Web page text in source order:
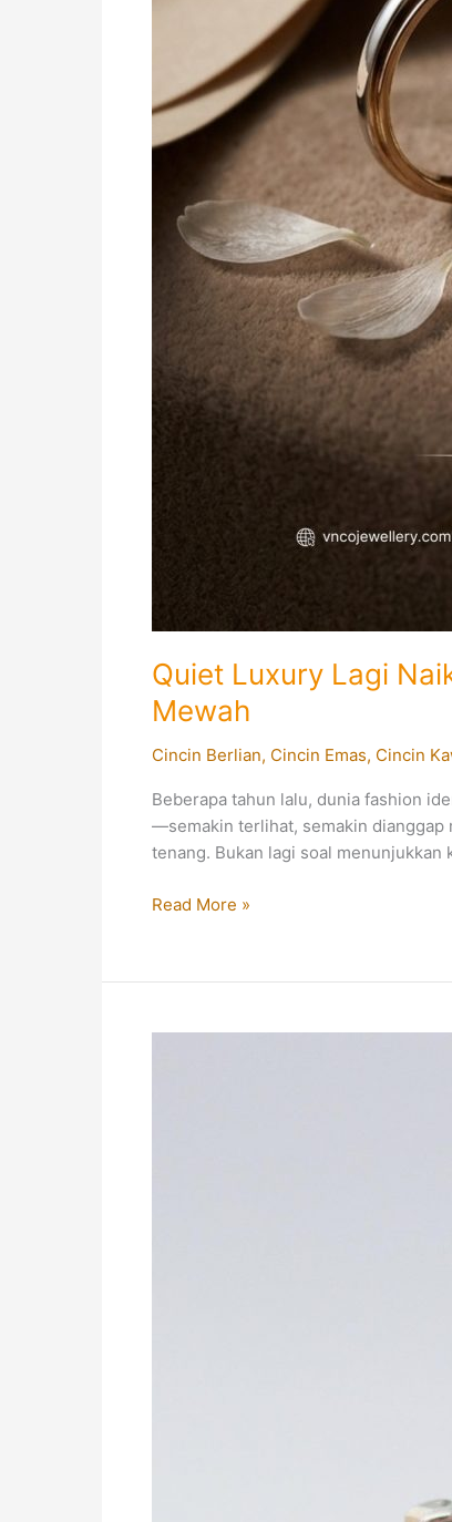
Quiet Luxury Lagi
Mewah
Cincin Berlian, Cincin Emas, Cincin
Beberapa tahun lalu, dunia fashion
—semakin terlihat, semakin dianggap
tenang. Bukan lagi soal
Quiet
Naik
Tren
Read More »